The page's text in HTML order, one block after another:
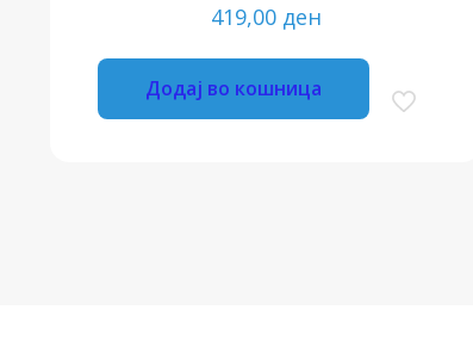
419,00 ден
Додај во кошница